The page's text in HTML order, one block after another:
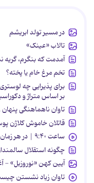
در مسیر تولد ابریشم
تالاب «عینک»
آمدمت که بنگرم، گریه
تخم مرغ خام یا پخته؟
برای پذیرایی چه
بر اساس متراژ و
تاوان ناهماهنگی پنهان
قاتلان خاموش کلاژن
ساعت ۹:۴۰ | در هر زمان ممکن باید انتقامشان را پس بدهند
چگونه استقلال
آیین کهن «نوروزبل» - آغاز قرن
تاوان زیاد نشستن